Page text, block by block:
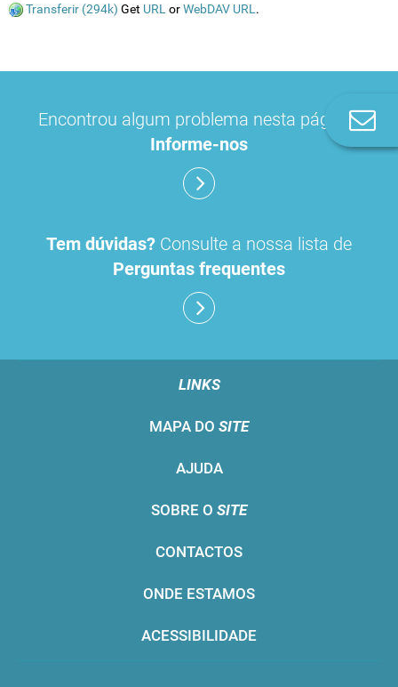
Transferir (294k) Get URL orWebDAV URL .
Encontrou algum problema nesta página?
Informe-nos
Tem dúvidas? Consulte a nossa lista de
Perguntas frequentes
LINKS
MAPA DO SITE
AJUDA
SOBRE O SITE
CONTACTOS
ONDE ESTAMOS
ACESSIBILIDADE